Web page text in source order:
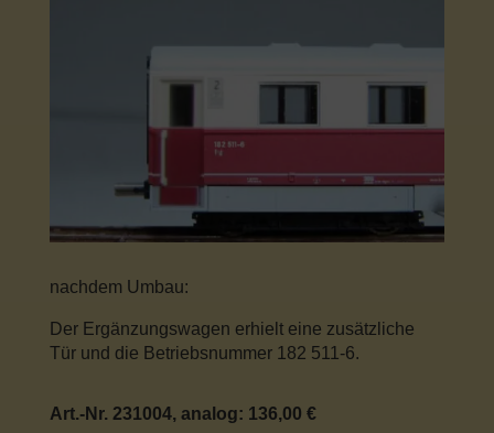
nachdem Umbau:
Der Ergänzungswagen erhielt eine zusätzliche
Tür und die Betriebsnummer 182 511-6.
Art.-Nr. 231004, analog: 136,00 €